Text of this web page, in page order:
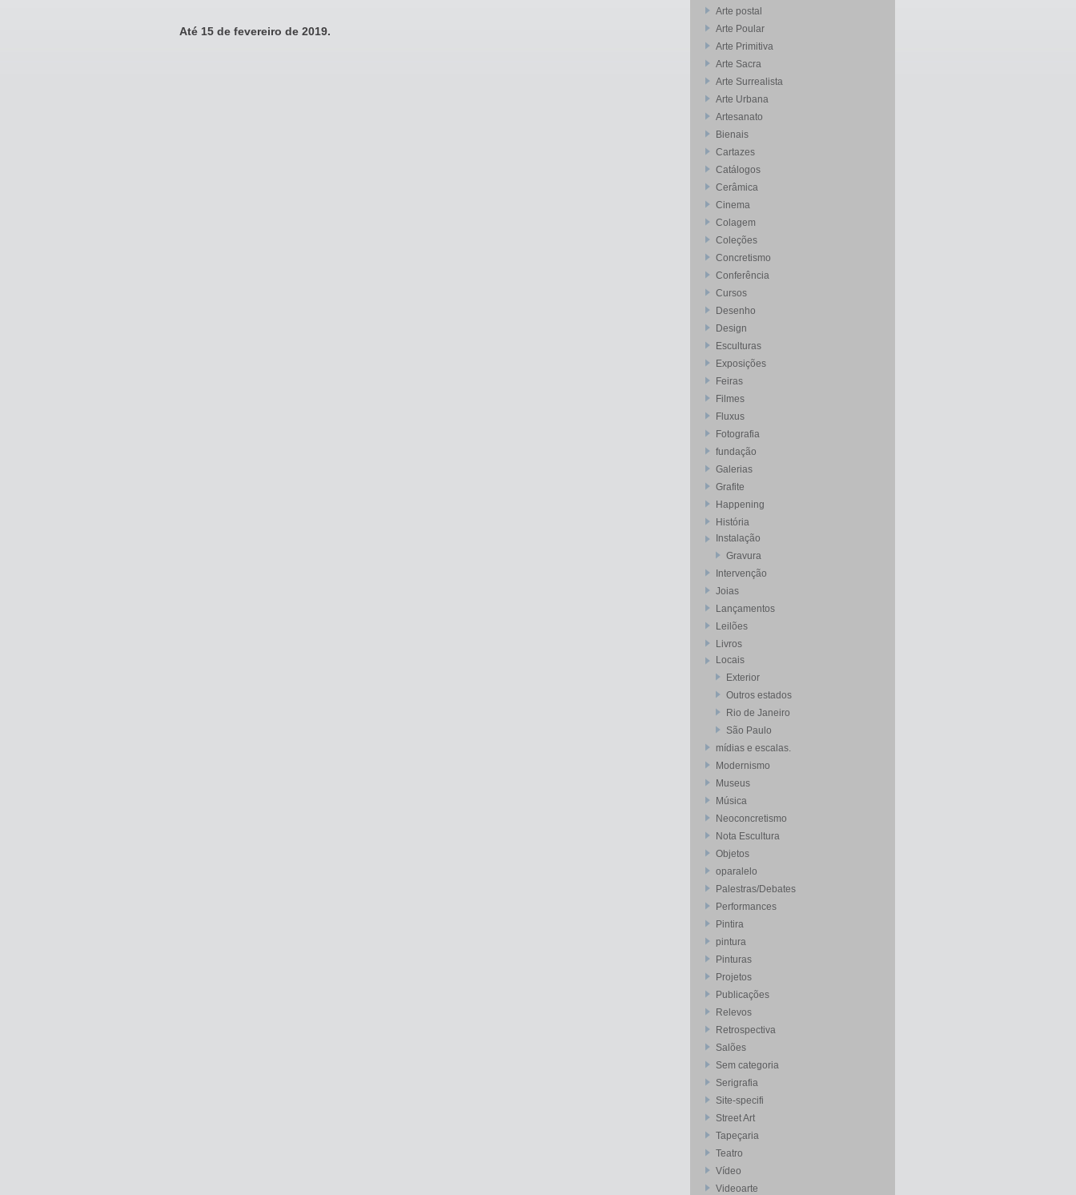
Até 15 de fevereiro de 2019.
Arte postal
Arte Poular
Arte Primitiva
Arte Sacra
Arte Surrealista
Arte Urbana
Artesanato
Bienais
Cartazes
Catálogos
Cerâmica
Cinema
Colagem
Coleções
Concretismo
Conferência
Cursos
Desenho
Design
Esculturas
Exposições
Feiras
Filmes
Fluxus
Fotografia
fundação
Galerias
Grafite
Happening
História
Instalação
Gravura
Intervenção
Joias
Lançamentos
Leilões
Livros
Locais
Exterior
Outros estados
Rio de Janeiro
São Paulo
mídias e escalas.
Modernismo
Museus
Música
Neoconcretismo
Nota Escultura
Objetos
oparalelo
Palestras/Debates
Performances
Pintira
pintura
Pinturas
Projetos
Publicações
Relevos
Retrospectiva
Salões
Sem categoria
Serigrafia
Site-specifi
Street Art
Tapeçaria
Teatro
Vídeo
Videoarte